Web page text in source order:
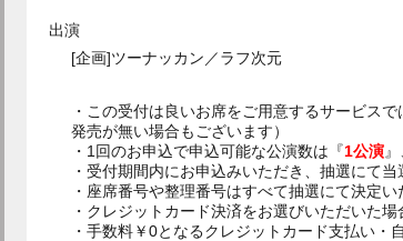
出演
[企画]ツーナッカン／ラフ次元
・この受付は良いお席をご用意するサービス
発売が無い場合もございます）
・1回のお申込で申込可能な公演数は『1公演
・受付期間内にお申込みいただき、抽選にて当
・座席番号や整理番号はすべて抽選にて決定
・クレジットカード決済をお選びいただいた
・手数料￥0となるクレジットカード支払い